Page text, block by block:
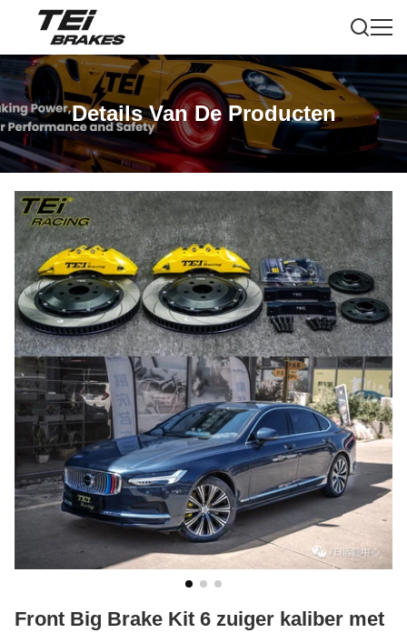
Details Van De Producten
Front Big Brake Kit 6 zuiger kaliber met